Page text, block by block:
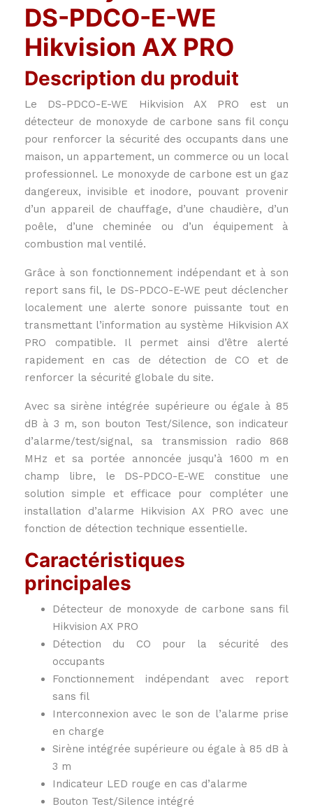
DS-PDCO-E-WE
Hikvision AX PRO
Description du produit
Le DS-PDCO-E-WE Hikvision AX PRO est un
détecteur de monoxyde de carbone sans fil conçu
pour renforcer la sécurité des occupants dans une
maison, un appartement, un commerce ou un local
professionnel. Le monoxyde de carbone est un gaz
dangereux, invisible et inodore, pouvant provenir
d’un appareil de chauffage, d’une chaudière, d’un
poêle, d’une cheminée ou d’un équipement à
combustion mal ventilé.
Grâce à son fonctionnement indépendant et à son
report sans fil, le DS-PDCO-E-WE peut déclencher
localement une alerte sonore puissante tout en
transmettant l’information au système Hikvision AX
PRO compatible. Il permet ainsi d’être alerté
rapidement en cas de détection de CO et de
renforcer la sécurité globale du site.
Avec sa sirène intégrée supérieure ou égale à 85
dB à 3 m, son bouton Test/Silence, son indicateur
d’alarme/test/signal, sa transmission radio 868
MHz et sa portée annoncée jusqu’à 1600 m en
champ libre, le DS-PDCO-E-WE constitue une
solution simple et efficace pour compléter une
installation d’alarme Hikvision AX PRO avec une
fonction de détection technique essentielle.
Caractéristiques
principales
Détecteur de monoxyde de carbone sans fil
Hikvision AX PRO
Détection du CO pour la sécurité des
occupants
Fonctionnement indépendant avec report
sans fil
Interconnexion avec le son de l’alarme prise
en charge
Sirène intégrée supérieure ou égale à 85 dB à
3 m
Indicateur LED rouge en cas d’alarme
Bouton Test/Silence intégré